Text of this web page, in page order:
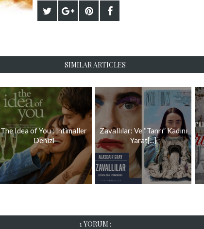
SIMILAR ARTICLES
The Idea of You : İhtimaller
Denizi
Zavallılar: Ve “Tanrı” Kadını
Yarat[...]
1 YORUM :